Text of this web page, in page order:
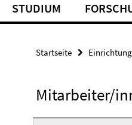
STUDIUM
Startseite
Mitarbeiter/